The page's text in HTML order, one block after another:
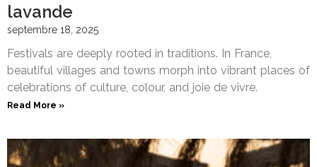
lavande
septembre 18, 2025
Festivals are deeply rooted in traditions. In France,
beautiful villages and towns morph into vibrant places of
celebrations of culture, colour, and joie de vivre.
Read More »